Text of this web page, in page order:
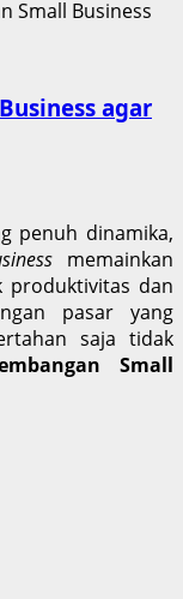
agar
penuh dinamika,
memainkan
produktivitas dan
pasar yang
saja tidak
Small